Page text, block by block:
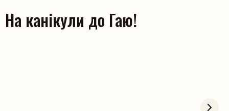
На канікули до Гаю!